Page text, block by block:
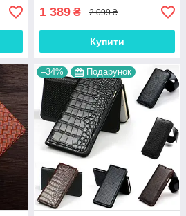
1 389 ₴ 2 099 ₴
Купити
–34% Подарунок